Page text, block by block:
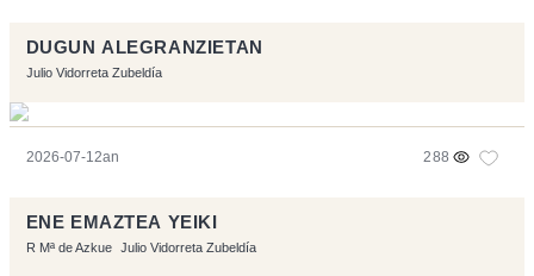
DUGUN ALEGRANZIETAN
Julio Vidorreta Zubeldía
2026-07-12an 288
ENE EMAZTEA YEIKI
R Mª de Azkue Julio Vidorreta Zubeldía